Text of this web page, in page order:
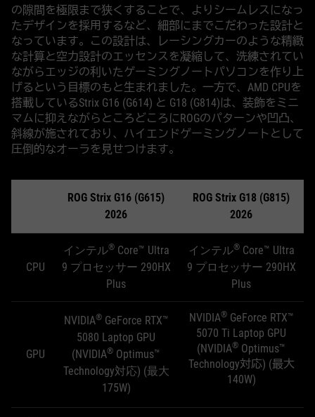
の隙間を極限まで狭くすることで、よりシームレスになっ
たデザインを採用するなど、細部にまでこだわった設計と
なっています。この設計は、レーシングカーのような精緻
な計算と空力設計のエッセンスを凝縮して、洗練されてい
ながらエッジの利いたゲーミングノートパソコンを作り上
げるという目標のもと生まれました。一方で、AMD CPUを
搭載しているStrix G16 (G614) と G18 (G814)は、装飾をミニ
マムに抑えながらところどころにROGのパターンや凹凸、
斜線が施されており、ハイエンドゲーミングノートとして
圧倒的なオーラを見せつけます。
ROG Strix G16 (G615)
2026
ROG Strix G18 (G815)
2026
CPU
インテル®Core™ Ultra
9 プロセッサー 290HX
Plus
インテル®Core™ Ultra
9 プロセッサー 290HX
Plus
GPU
NVIDIA®GeForce RTX™
5080 Laptop GPU
(NVIDIA® Optimus™
Technology対応) (最大
175W)
NVIDIA®GeForce RTX™
5070 Ti Laptop GPU
(NVIDIA® Optimus™
Technology対応) (最大
140W)